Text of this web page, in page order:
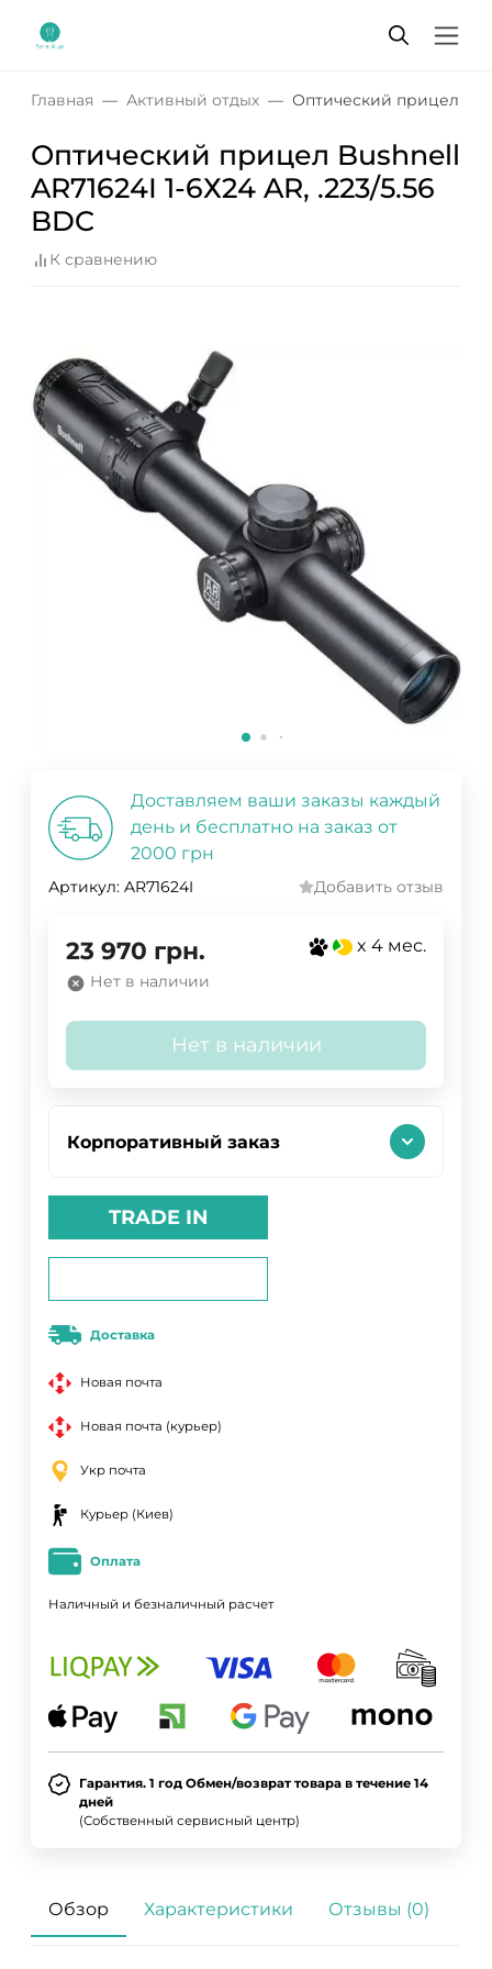
Главная Активный отдых Оптический прицел
Оптический прицел Bushnell
AR71624I 1-6Х24 AR, .223/5.56
BDC
К сравнению
Доставляем ваши заказы каждый
день и бесплатно на заказ от
2000 грн
Артикул: AR71624I Добавить отзыв
23 970 грн. x 4 мес.
Нет в наличии
Нет в наличии
Корпоративный заказ
TRADE IN
Доставка
Новая почта
Новая почта (курьер)
Укр почта
Курьер (Киев)
Оплата
Наличный и безналичный расчет
Гарантия. 1 год Обмен/возврат товара в течение 14
дней
(Собственный сервисный центр)
Обзор Характеристики Отзывы (0)